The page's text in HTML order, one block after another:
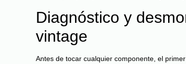
Diagnóstico y
vintage
Antes de tocar cualquier componente, el